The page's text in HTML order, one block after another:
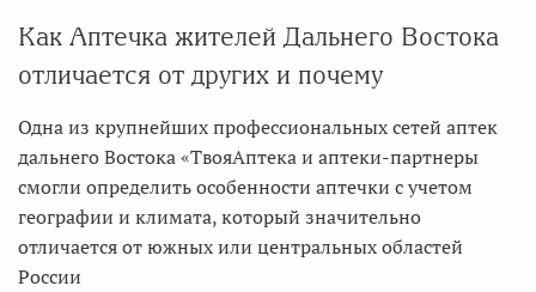
Как Аптечка жителей Дальнего Востока
отличается от других и почему
Одна из крупнейших профессиональных сетей аптек
дальнего Востока «ТвояАптека и аптеки-партнеры
смогли определить особенности аптечки с учетом
географии и климата, который значительно
отличается от южных или центральных областей
России